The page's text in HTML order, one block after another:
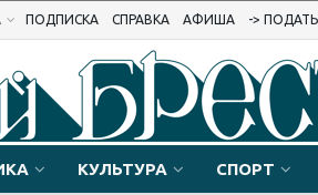
ПОДПИСКА СПРАВКА АФИША ->
КУЛЬТУРА СПОРТ